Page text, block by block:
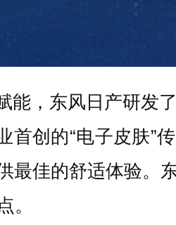
，东风日产研发
创的“电子皮肤”
最佳的舒适体验。
。